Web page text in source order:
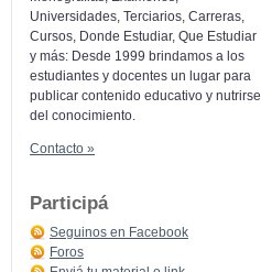
Universidades, Terciarios, Carreras,
Cursos, Donde Estudiar, Que Estudiar
y más: Desde 1999 brindamos a los
estudiantes y docentes un lugar para
publicar contenido educativo y nutrirse
del conocimiento.
Contacto »
Participá
Seguinos en Facebook
Foros